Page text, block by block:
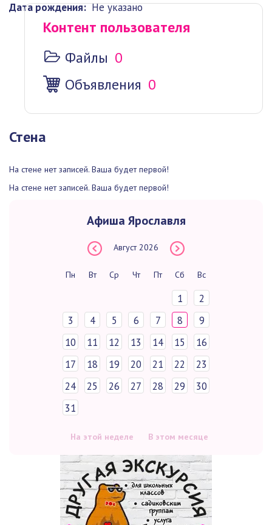
Дата рождения: Не указано
Контент пользователя
Файлы 0
Объявления 0
Стена
На стене нет записей. Ваша будет первой!
На стене нет записей. Ваша будет первой!
Афиша Ярославля
Август 2026
Пн Вт Ср Чт Пт Сб Вс
1
2
3
4 5 6 7 8
9
10
11 12 13 14 15
16
17
18 19 20 21 22
23
24
25 26 27 28 29
30
31
На этой неделе В этом месяце